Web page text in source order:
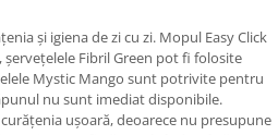
și igiena de zi cu zi. Mopul Easy Click
Fibril Green pot fi folosite
Mystic Mango sunt potrivite pentru
nu sunt imediat disponibile.
ușoară, deoarece nu presupune